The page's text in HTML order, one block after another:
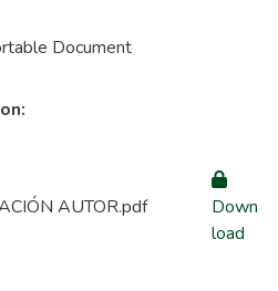
Document
AUTOR.pdf
Down
load